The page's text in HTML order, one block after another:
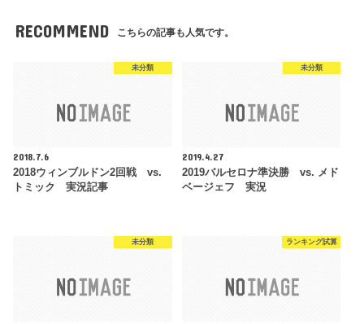
RECOMMEND こちらの記事も人気です。
未分類
2018.7.6
2018ウィンブルドン2回戦 vs.
トミック 実況記事
未分類
2019.4.27
2019バルセロナ準決勝 vs. メド
ベージェフ 実況
未分類 ランキング試算